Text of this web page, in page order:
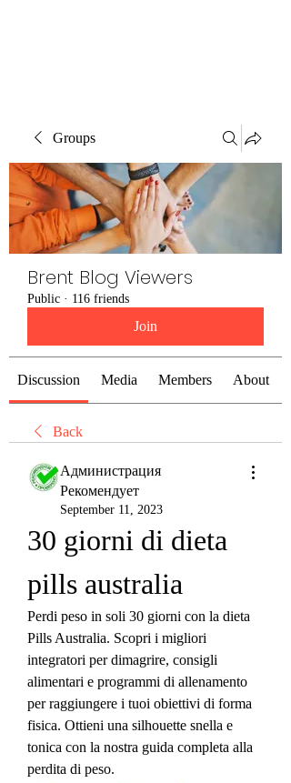
Groups
Brent Blog Viewers
Public · 116 friends
Join
Discussion Media Members About
Back
Администрация
Рекомендует
September 11, 2023
30 giorni di dieta
pills australia
Perdi peso in soli 30 giorni con la dieta
Pills Australia. Scopri i migliori
integratori per dimagrire, consigli
alimentari e programmi di allenamento
per raggiungere i tuoi obiettivi di forma
fisica. Ottieni una silhouette snella e
tonica con la nostra guida completa alla
perdita di peso.